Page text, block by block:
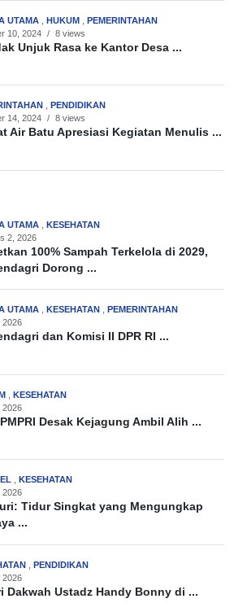
UTAMA HUKUM
PEMERINTAHAN
10, 2024 / 8 views
Unjuk Rasa ke Kantor Desa ...
PENDIDIKAN
14, 2024 / 8 views
Air Batu Apresiasi Kegiatan Menulis ...
UTAMA
KESEHATAN
2, 2026
100% Sampah Terkelola di 2029,
Dorong ...
UTAMA KESEHATAN
PEMERINTAHAN
2026
dan Komisi II DPR RI ...
KESEHATAN
2026
Desak Kejagung Ambil Alih ...
KESEHATAN
2026
Tidur Singkat yang Mengungkap
...
PENDIDIKAN
2026
Dakwah Ustadz Handy Bonny di ...